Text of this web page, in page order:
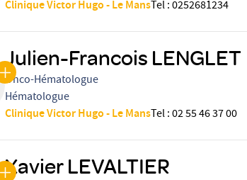
Clinique Victor Hugo - Le MansTel:0252681234
Julien-Francois LENGLET
Onco-Hématologue
Hématologue
Clinique Victor Hugo - Le MansTel:02 55 46 37 00
Xavier LEVALTIER